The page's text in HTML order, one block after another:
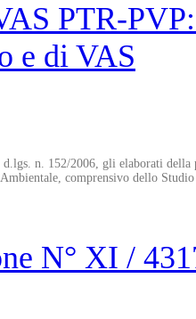
PTR-
e di VAS
n. 152/2006, gli elaborati
comprensivo dello
N° XI /